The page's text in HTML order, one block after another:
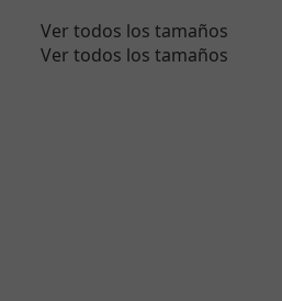
Ver todos los tamaños
Ver todos los tamaños